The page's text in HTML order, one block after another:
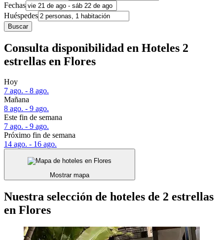
Fechas
Huéspedes
Buscar
Consulta disponibilidad en Hoteles 2
estrellas en Flores
Hoy
7 ago. - 8 ago.
Mañana
8 ago. - 9 ago.
Este fin de semana
7 ago. - 9 ago.
Próximo fin de semana
14 ago. - 16 ago.
Mostrar mapa
Nuestra selección de hoteles de 2 estrellas
en Flores